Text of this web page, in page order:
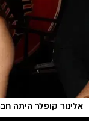
אלינור קופלר היתה